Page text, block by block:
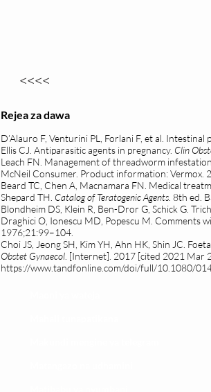
<<<<
Rejea za dawa
D’Alauro F, Venturini PL, Forlani F, et al. Intestinal
Ellis CJ. Antiparasitic agents in pregnancy. Clin
Leach FN. Management of threadworm
McNeil Consumer. Product information: Vermox.
Beard TC, Chen A, Macnamara FN. Medical
Shepard TH. Catalog of Teratogenic Agents . 8th ed.
Blondheim DS, Klein R, Ben-Dror G, Schick G.
Draghici O, Ionescu MD, Popescu M. Comments
1976;21:99–104.
Choi JS, Jeong SH, Kim YH, Ahn HK, Shin JC.
Obstet Gynaecol . [Internet]. 2017 [cited 2021 Mar
https://www.tandfonline.com/doi/full/10.1080/